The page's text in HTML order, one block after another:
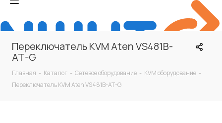
Переключатель KVM Aten VS481B-
AT-G
Главная - Каталог - Сетевое оборудование - KVM оборудование -
Переключатель KVM Aten VS481B-AT-G